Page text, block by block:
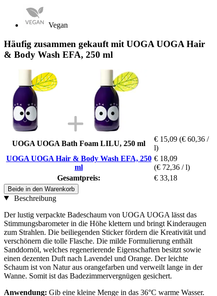
Vegan
Häufig zusammen gekauft mit UOGA UOGA Hair
& Body Wash EFA, 250 ml
UOGA UOGA Bath Foam LILU, 250 ml
€ 15,09 (€ 60,36 /
l)
UOGA UOGA Hair & Body Wash EFA, 250
ml
€ 18,09
(€ 72,36 / l)
Gesamtpreis:
€ 33,18
Beide in den Warenkorb
Beschreibung
Der lustig verpackte Badeschaum von UOGA UOGA lässt das
Stimmungsbarometer in die Höhe klettern und bringt Kinderaugen
zum Strahlen. Die beiliegenden Sticker fördern die Kreativität und
verschönern die tolle Flasche. Die milde Formulierung enthält
Sanddornöl, welches regenerierende Eigenschaften besitzt sowie
einen dezenten Duft nach Lavendel und Orange. Der leichte
Schaum ist von Natur aus orangefarben und verweilt lange in der
Wanne. Somit ist das Badezimmervergnügen gesichert.
Anwendung: Gib eine kleine Menge in das 36°C warme Wasser.